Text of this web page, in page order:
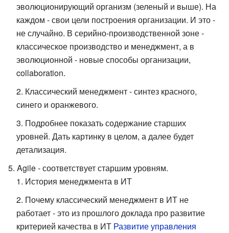
эволюционирующий организм (зеленый и выше). На
каждом - свои цели построения организации. И это -
не случайно. В серийно-производственной зоне -
классическое производство и менеджмент, а в
эволюционной - новые способы организации,
collaboration.
Классический менеджмент - синтез красного,
синего и оранжевого.
Подробнее показать содержание старших
уровней. Дать картинку в целом, а далее будет
детализация.
Agile - соответствует старшим уровням.
История менеджмента в ИТ
Почему классический менеджмент в ИТ не
работает - это из прошлого доклада про развитие
критерией качества в ИТ Развитие управления